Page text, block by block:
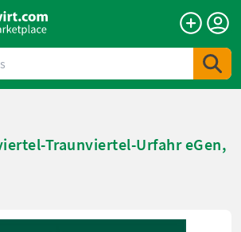
Traunviertel-Urfahr eGen,